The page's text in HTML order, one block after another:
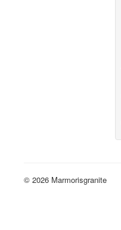
© 2026 Marmorisgranite